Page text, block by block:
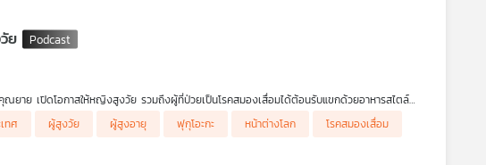
ย
าย เปิดโอกาสให้หญิงสูงวัย รวมถึงผู้ที่ป่วยเป็นโรคสมองเสื่อมได้ต้อนรับแขกด้วยอาหารสไตล์
ทศ ผู้สูงวัย ผู้สูงอายุ ฟุกุโอะกะ หน้าต่างโลก โรคสมองเสื่อม